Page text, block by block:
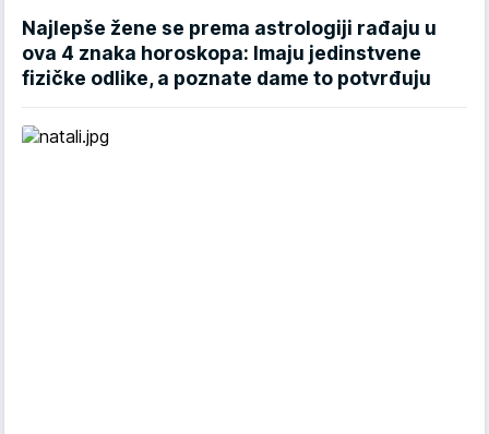
Najlepše žene se prema astrologiji rađaju u
ova 4 znaka horoskopa: Imaju jedinstvene
fizičke odlike, a poznate dame to potvrđuju